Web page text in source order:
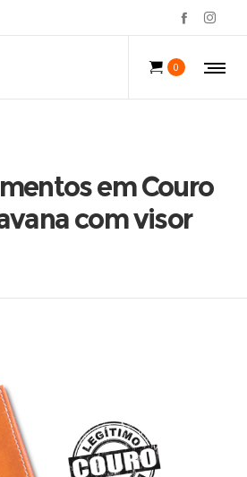
0
em Couro
com visor